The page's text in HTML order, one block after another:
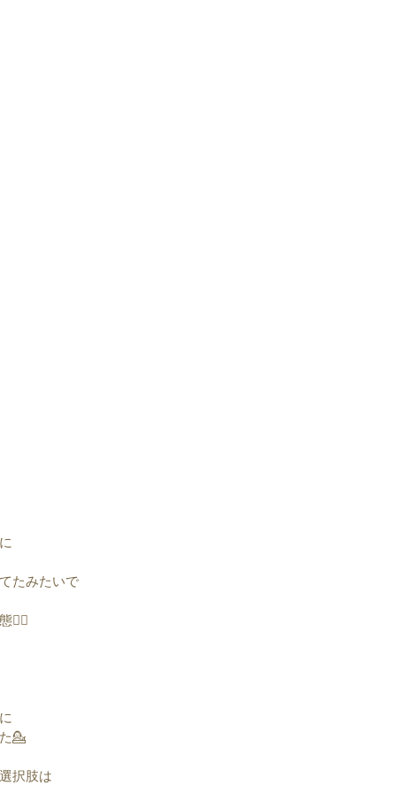
たみたいで
🤷‍♀️
💁
択肢は